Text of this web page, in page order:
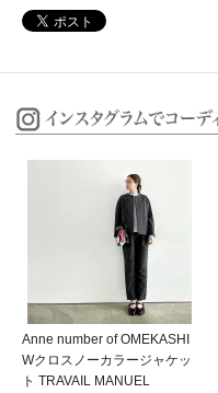
Anne number of OMEKASHI
Wクロスノーカラージャケッ
ト TRAVAIL MANUEL